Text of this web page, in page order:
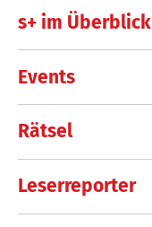
s+ im Überblick
Events
Rätsel
Leserreporter